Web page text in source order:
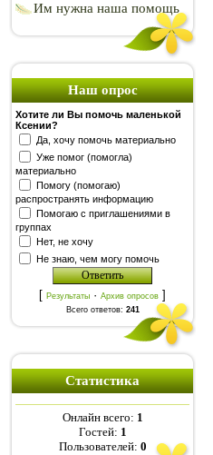
Им нужна наша помощь
Наш опрос
Хотите ли Вы помочь маленькой
Ксении?
Да, хочу помочь материально
Уже помог (помогла)
материально
Помогу (помогаю)
распространять информацию
Помогаю с приглашениями в
группах
Нет, не хочу
Не знаю, чем могу помочь
[ Результаты · Архив опросов ]
Всего ответов: 241
Статистика
Онлайн всего: 1
Гостей: 1
Пользователей: 0